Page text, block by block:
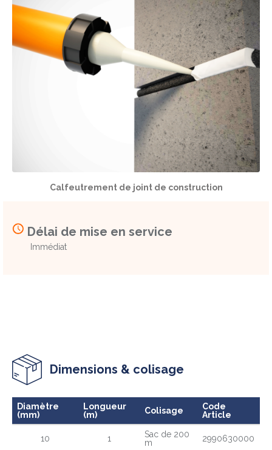
Calfeutrement de joint de construction
Délai de mise en service
Immédiat
Dimensions & colisage
Diamètre
(mm)
Longueur
(m)
Colisage
Code
Article
10 1
Sac de 200
m
2990630000